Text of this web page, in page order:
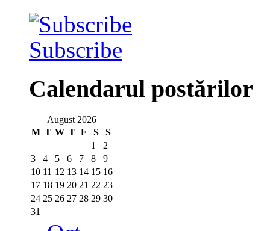
Subscribe
Calendarul postărilor
August 2026
M T W T F S
S
1
2
3
4 5 6 7 8
9
10 11 12 13 14 15 16
17 18 19 20 21 22 23
24 25 26 27 28 29 30
31